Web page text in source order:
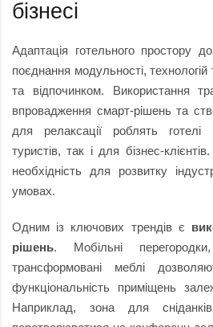
бізнесі
Адаптація готельного простору
поєднання модульності,
та відпочинком. Використання
впровадження смарт-рішень та
для релаксації роблять
туристів, так і для бізнес-
необхідність для розвитку
умовах.
Одним із ключових трендів є
рішень. Мобільні
трансформовані меблі
функціональність приміщень
Наприклад, зона для